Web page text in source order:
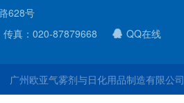
628号
传真：020-87879668 QQ在线
广州欧亚气雾剂与日化用品制造有限公司